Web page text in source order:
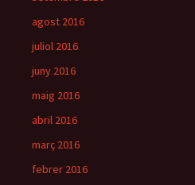
agost 2016
juliol 2016
juny 2016
maig 2016
abril 2016
març 2016
febrer 2016